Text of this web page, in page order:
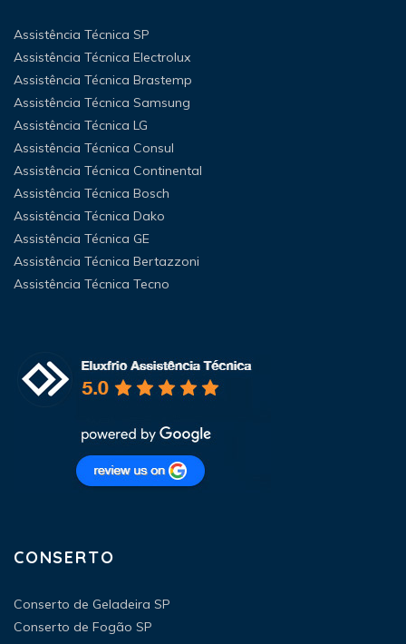
Assistência Técnica SP
Assistência Técnica Electrolux
Assistência Técnica Brastemp
Assistência Técnica Samsung
Assistência Técnica LG
Assistência Técnica Consul
Assistência Técnica Continental
Assistência Técnica Bosch
Assistência Técnica Dako
Assistência Técnica GE
Assistência Técnica Bertazzoni
Assistência Técnica Tecno
CONSERTO
Conserto de Geladeira SP
Conserto de Fogão SP